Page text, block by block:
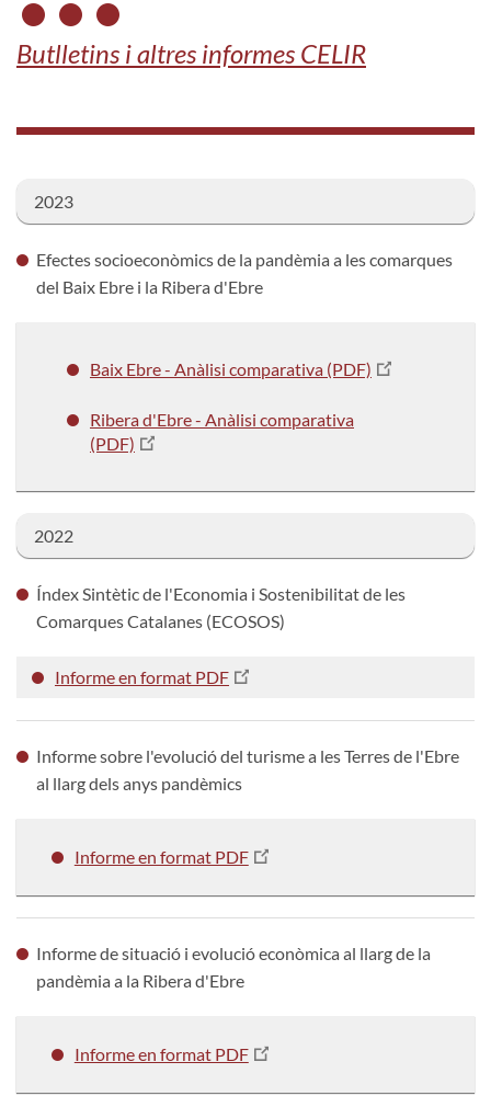
Butlletins i altres informes CELIR
2023
Efectes socioeconòmics de la pandèmia a les comarques
del Baix Ebre i la Ribera d'Ebre
Baix Ebre - Anàlisi comparativa (PDF)
Ribera d'Ebre - Anàlisi comparativa
(PDF)
2022
Índex Sintètic de l'Economia i Sostenibilitat de les
Comarques Catalanes (ECOSOS)
Informe en format PDF
Informe sobre l'evolució del turisme a les Terres de l'Ebre
al llarg dels anys pandèmics
Informe en format PDF
Informe de situació i evolució econòmica al llarg de la
pandèmia a la Ribera d'Ebre
Informe en format PDF